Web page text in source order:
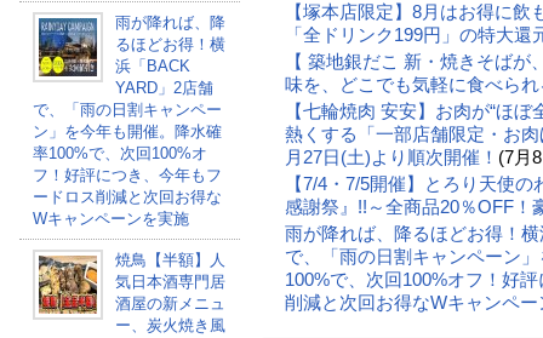
雨が降れば、降
るほどお得！横
浜「BACK
YARD」2店舗
で、「雨の日割キャンペー
ン」を今年も開催。降水確
率100%で、次回100%オ
フ！好評につき、今年もフ
ードロス削減と次回お得な
Wキャンペーンを実施
焼鳥【半額】人
気日本酒専門居
酒屋の新メニュ
ー、炭火焼き風
【塚本店限定】8月はお得に
「全ドリンク199円」の特大還
【 築地銀だこ 新・焼きそば
味を、どこでも気軽に食べられ
【七輪焼肉 安安】お肉が“ほ
熱くする「一部店舗限定・お
月27日(土)より順次開催！ (7月
【7/4・7/5開催】とろり天使
感謝祭』!!～全商品20％OFF！
雨が降れば、降るほどお得！
で、「雨の日割キャンペーン
100%で、次回100%オフ！好
削減と次回お得なWキャンペー